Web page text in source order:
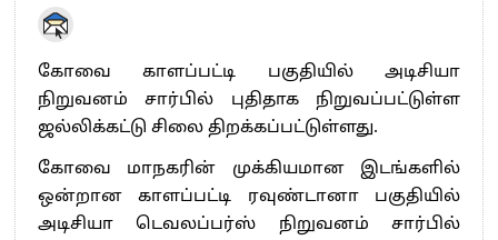
கோவை காளப்பட்டி பகுதியில் அடிசியா
நிறுவனம் சார்பில் புதிதாக நிறுவப்பட்டுள்ள
ஜல்லிக்கட்டு சிலை திறக்கப்பட்டுள்ளது.
கோவை மாநகரின் முக்கியமான இடங்களில்
ஒன்றான காளப்பட்டி ரவுண்டானா பகுதியில்
அடிசியா டெவலப்பர்ஸ் நிறுவனம் சார்பில்